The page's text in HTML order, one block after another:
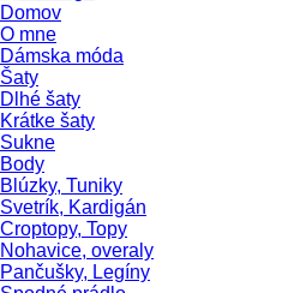
Domov
O mne
Dámska móda
Šaty
Dlhé šaty
Krátke šaty
Sukne
Body
Blúzky, Tuniky
Svetrík, Kardigán
Croptopy, Topy
Nohavice, overaly
Pančušky, Legíny